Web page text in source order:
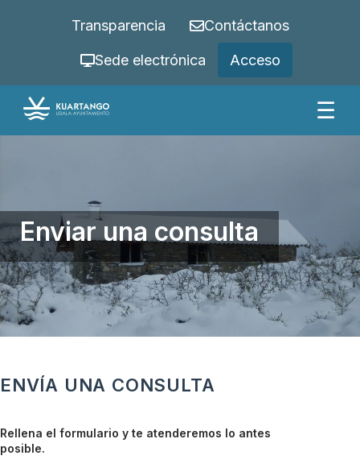
Transparencia Contáctanos
Sede electrónica Acceso
☰
Enviar una consulta
ENVÍA UNA CONSULTA
Rellena el formulario y te atenderemos lo antes
posible.